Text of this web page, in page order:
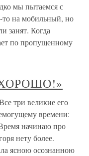
мы пытаемся с
то на мобильный, но
занят. Когда
по пропущенному
великие его
времени:
начинаю про
нету более.
ясною осознанною